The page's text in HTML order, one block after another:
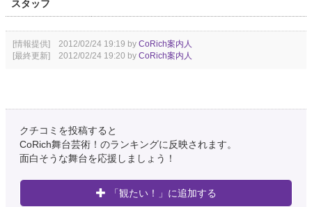
スタッフ
[情報提供] 2012/02/24 19:19 by CoRich案内人
[最終更新] 2012/02/24 19:20 by CoRich案内人
クチコミを投稿すると
CoRich舞台芸術！のランキングに反映されます。
面白そうな舞台を応援しましょう！
「観たい！」に追加する